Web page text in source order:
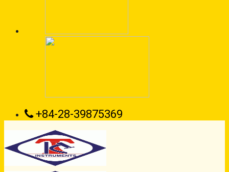
+84-28-39875369